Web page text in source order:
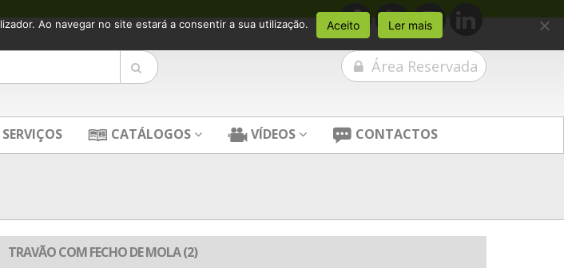
Área Reservada
CATÁLOGOS VÍDEOS CONTACTOS
TRAVÃO COM FECHO DE MOLA (2)
Ao navegar no site estará a consentir a sua utilização. Aceito Ler mais